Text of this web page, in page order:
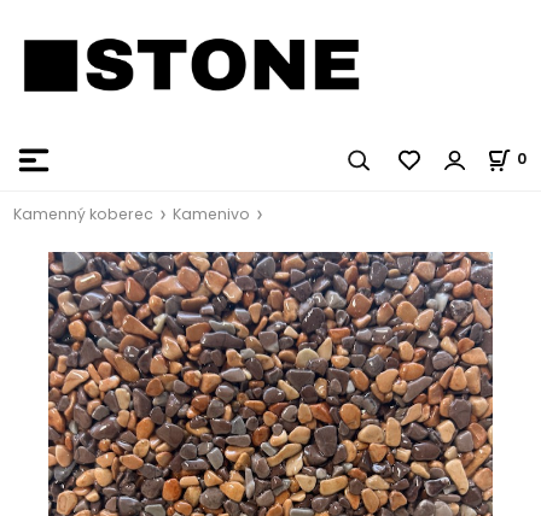
0
Kamenný koberec Kamenivo